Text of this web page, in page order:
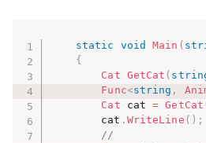
static void Main (
{
Cat GetCat (
Func<string ,
Cat cat = GetCat
        cat
. WriteLine ( ) ;
//